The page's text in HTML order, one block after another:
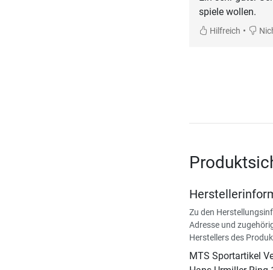
spiele wollen.
Hilfreich •
Zu den
Adresse und
Herstellers des
MTS Sportartikel